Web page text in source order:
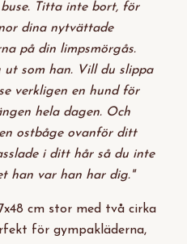
Titta inte bort, för
dina nytvättade
på din limpsmörgås.
ut som han. Vill du slippa
verkligen en hund för
hela dagen. Och
ostbåge ovanför ditt
i ditt hår så du inte
han var han har dig."
cm stor med två cirka
för gympakläderna,